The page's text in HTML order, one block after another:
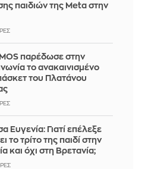
παιδιών της Meta στην
παρέδωσε στην
το ανακαινισμένο
του Πλατάνου
Ευγενία: Γιατί επέλεξε
το τρίτο της παιδί στην
και όχι στη Βρετανία;